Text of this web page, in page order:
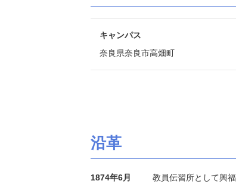
キャンパス
奈良県奈良市高畑町
沿革
1874年6月
教員伝習所として興